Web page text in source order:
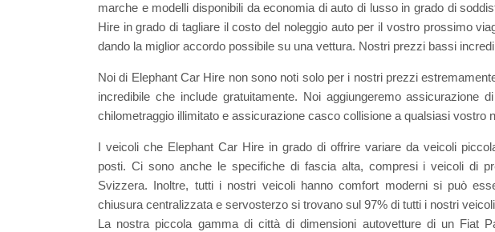
marche e modelli disponibili da economia di auto di lusso in grado di
Hire in grado di tagliare il costo del noleggio auto per il vostro prossimo
dando la miglior accordo possibile su una vettura. Nostri prezzi bassi
Noi di Elephant Car Hire non sono noti solo per i nostri prezzi
incredibile che include gratuitamente. Noi aggiungeremo assicurazione
chilometraggio illimitato e assicurazione casco collisione a qualsiasi vostro
I veicoli che Elephant Car Hire in grado di offrire variare da veicoli
posti. Ci sono anche le specifiche di fascia alta, compresi i veicoli di
Svizzera. Inoltre, tutti i nostri veicoli hanno comfort moderni si può
chiusura centralizzata e servosterzo si trovano sul 97% di tutti i nostri
La nostra piccola gamma di città di dimensioni autovetture di un Fiat